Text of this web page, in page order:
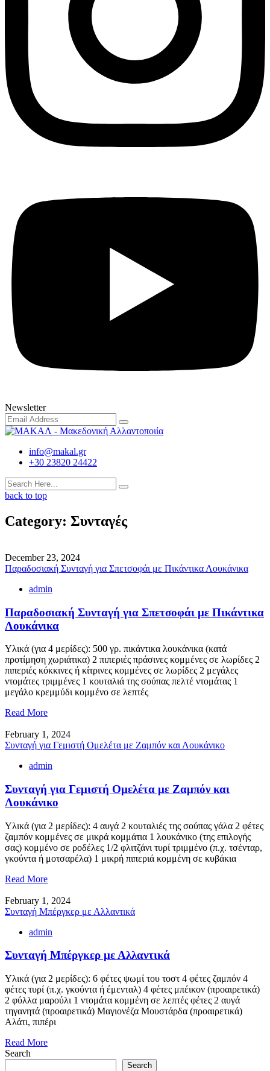
Newsletter
info@makal.gr
+30 23820 24422
back to top
Category: Συνταγές
December 23, 2024
Παραδοσιακή Συνταγή για Σπετσοφάι με Πικάντικα Λουκάνικα
admin
Παραδοσιακή Συνταγή για Σπετσοφάι με Πικάντικα
Λουκάνικα
Υλικά (για 4 μερίδες): 500 γρ. πικάντικα λουκάνικα (κατά
προτίμηση χωριάτικα) 2 πιπεριές πράσινες κομμένες σε λωρίδες 2
πιπεριές κόκκινες ή κίτρινες κομμένες σε λωρίδες 2 μεγάλες
ντομάτες τριμμένες 1 κουταλιά της σούπας πελτέ ντομάτας 1
μεγάλο κρεμμύδι κομμένο σε λεπτές
Read More
February 1, 2024
Συνταγή για Γεμιστή Ομελέτα με Ζαμπόν και Λουκάνικο
admin
Συνταγή για Γεμιστή Ομελέτα με Ζαμπόν και
Λουκάνικο
Υλικά (για 2 μερίδες): 4 αυγά 2 κουταλιές της σούπας γάλα 2 φέτες
ζαμπόν κομμένες σε μικρά κομμάτια 1 λουκάνικο (της επιλογής
σας) κομμένο σε ροδέλες 1/2 φλιτζάνι τυρί τριμμένο (π.χ. τσένταρ,
γκούντα ή μοτσαρέλα) 1 μικρή πιπεριά κομμένη σε κυβάκια
Read More
February 1, 2024
Συνταγή Μπέργκερ με Αλλαντικά
admin
Συνταγή Μπέργκερ με Αλλαντικά
Υλικά (για 2 μερίδες): 6 φέτες ψωμί του τοστ 4 φέτες ζαμπόν 4
φέτες τυρί (π.χ. γκούντα ή έμενταλ) 4 φέτες μπέικον (προαιρετικά)
2 φύλλα μαρούλι 1 ντομάτα κομμένη σε λεπτές φέτες 2 αυγά
τηγανητά (προαιρετικά) Μαγιονέζα Μουστάρδα (προαιρετικά)
Αλάτι, πιπέρι
Read More
Search
Search